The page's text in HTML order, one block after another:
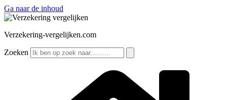
Ga naar de inhoud
Verzekering-vergelijken.com
Zoeken